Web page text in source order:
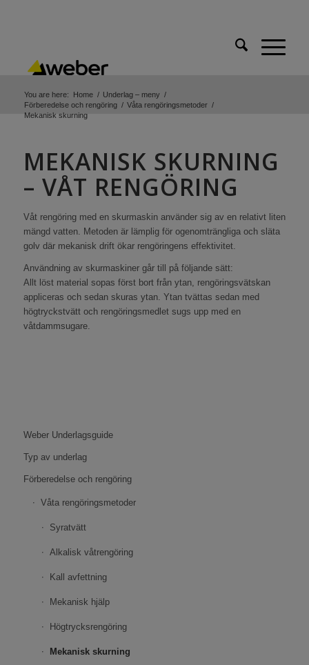
You are here: Home / Underlag – meny /
Förberedelse och rengöring / Våta rengöringsmetoder /
Mekanisk skurning
MEKANISK SKURNING
– VÅT RENGÖRING
Våt rengöring med en skurmaskin använder sig av en relativt liten
mängd vatten. Metoden är lämplig för ogenomträngliga och släta
golv där mekanisk drift ökar rengöringens effektivitet.
Användning av skurmaskiner går till på följande sätt:
Allt löst material sopas först bort från ytan, rengöringsvätskan
appliceras och sedan skuras ytan. Ytan tvättas sedan med
högtryckstvätt och rengöringsmedlet sugs upp med en
våtdammsugare.
Weber Underlagsguide
Typ av underlag
Förberedelse och rengöring
Våta rengöringsmetoder
Syratvätt
Alkalisk våtrengöring
Kall avfettning
Mekanisk hjälp
Högtrycksrengöring
Mekanisk skurning